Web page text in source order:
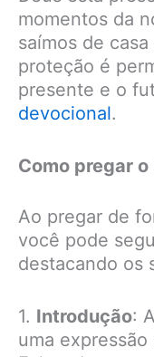
momentos da
saímos de
proteção é
presente e o
devocional.
Como pregar o
Ao pregar de
você pode
destacando os
1. Introdução:
uma